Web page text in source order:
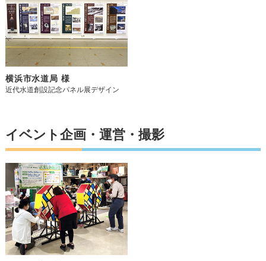
横浜市水道局 様
近代水道創設記念パネル展デザイン
イベント企画・運営・撮影